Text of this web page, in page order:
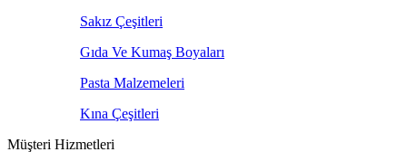
Sakız Çeşitleri
Gıda Ve Kumaş Boyaları
Pasta Malzemeleri
Kına Çeşitleri
Müşteri Hizmetleri